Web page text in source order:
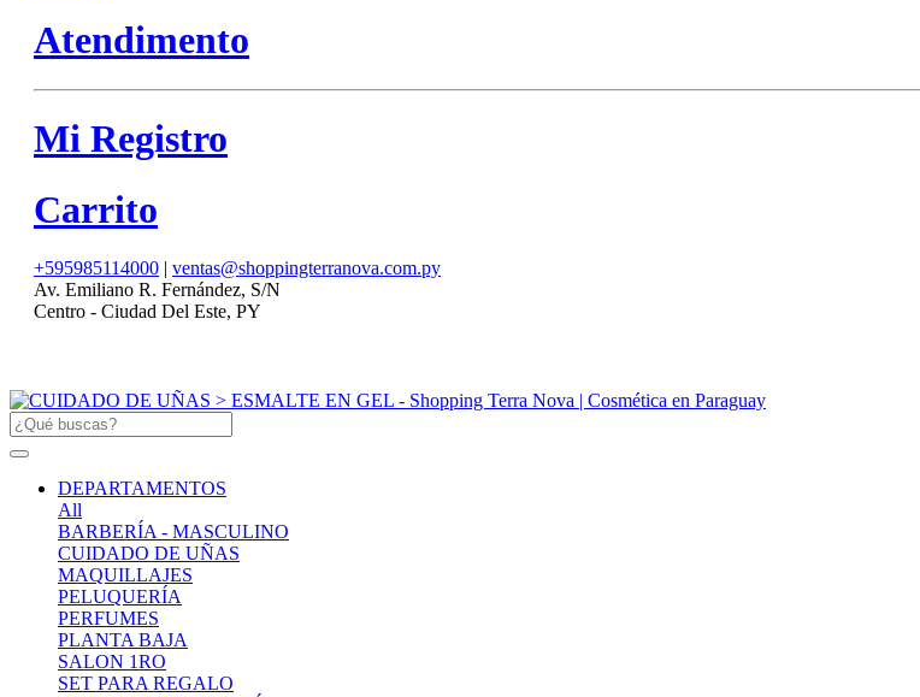
Atendimento
Mi Registro
Carrito
+595985114000 | ventas@shoppingterranova.com.py
Av. Emiliano R. Fernández, S/N
Centro - Ciudad Del Este, PY
DEPARTAMENTOS
All
BARBERÍA - MASCULINO
CUIDADO DE UÑAS
MAQUILLAJES
PELUQUERÍA
PERFUMES
PLANTA BAJA
SALON 1RO
SET PARA REGALO